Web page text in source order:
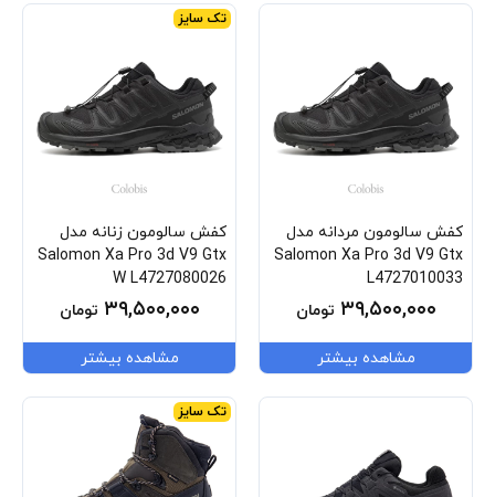
کفش سالومون مردانه مدل
Salomon Xa Pro 3d V9 Gtx
L4727010033
۳۹,۵۰۰,۰۰۰ تومان
مشاهده بیشتر
تک سایز
کفش سالومون زنانه مدل
Salomon Xa Pro 3d V9 Gtx
W L4727080026
۳۹,۵۰۰,۰۰۰ تومان
مشاهده بیشتر
تک سایز